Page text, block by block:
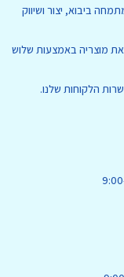
ביבוא, יצור ושיווק
את מוצריה באמצעות שלוש
הלקוחות שלנו.